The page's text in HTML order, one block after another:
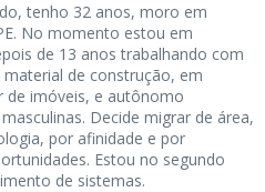
tenho 32 anos, moro em
No momento estou em
de 13 anos trabalhando com
de construção, em
imóveis, e autônomo
Decide migrar de área,
por afinidade e por
Estou no segundo
de sistemas.